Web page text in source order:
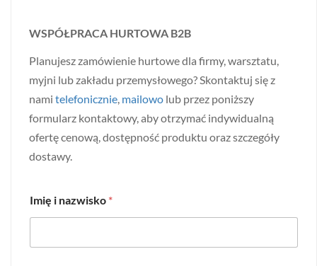
WSPÓŁPRACA HURTOWA B2B
Planujesz zamówienie hurtowe dla firmy, warsztatu,
myjni lub zakładu przemysłowego? Skontaktuj się z
nami telefonicznie, mailowo lub przez poniższy
formularz kontaktowy, aby otrzymać indywidualną
ofertę cenową, dostępność produktu oraz szczegóły
dostawy.
Imię i nazwisko *